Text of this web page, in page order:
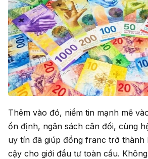
Thêm vào đó, niềm tin mạnh mẽ
ổn định, ngân sách cân đối, cùng
uy tín đã giúp đồng franc trở thành
cậy cho giới đầu tư toàn cầu.